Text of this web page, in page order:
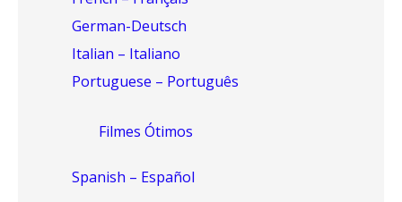
German-Deutsch
Italian – Italiano
Portuguese – Português
Filmes Ótimos
Spanish – Español